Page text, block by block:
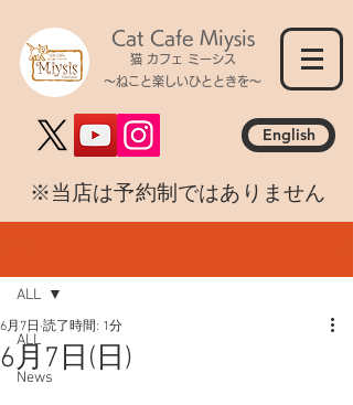
Cat Cafe Miysis
猫 カフェ ミーシス
～ねこと楽しいひとときを～
English
​※当店は予約制ではありません
ALL
News
ALL
6月7日(日)
6月7日 読了時間: 1分